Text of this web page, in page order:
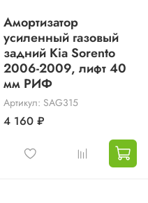
Амортизатор
усиленный газовый
задний Kia Sorento
2006-2009, лифт 40
мм РИФ
Артикул: SAG315
4 160 ₽